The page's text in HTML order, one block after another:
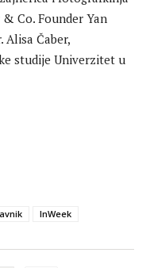
Co. Founder Yan
Alisa Čaber,
studije Univerzitet u
InWeek